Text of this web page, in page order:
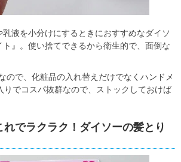
液を小分けにするときにおすすめなダイソ
』。使い捨てできるから衛生的で、面倒な
ので、化粧品の入れ替えだけでなくハンドメ
りでコスパ抜群なので、ストックしておけば
でラクラク！ダイソーの髪とり